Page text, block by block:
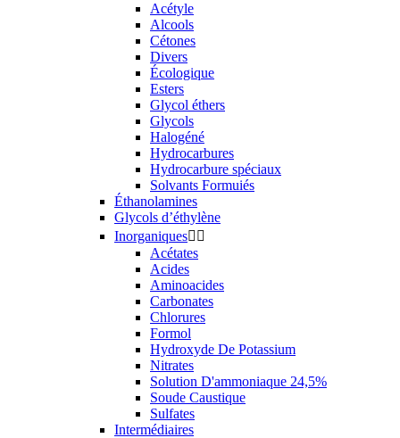
Acétyle
Alcools
Cétones
Divers
Écologique
Esters
Glycol éthers
Glycols
Halogéné
Hydrocarbures
Hydrocarbure spéciaux
Solvants Formuiés
Éthanolamines
Glycols d’éthylène
Inorganiques 
Acétates
Acides
Aminoacides
Carbonates
Chlorures
Formol
Hydroxyde De Potassium
Nitrates
Solution D'ammoniaque 24,5%
Soude Caustique
Sulfates
Intermédiaires